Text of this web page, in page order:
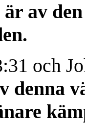
av
och
denna